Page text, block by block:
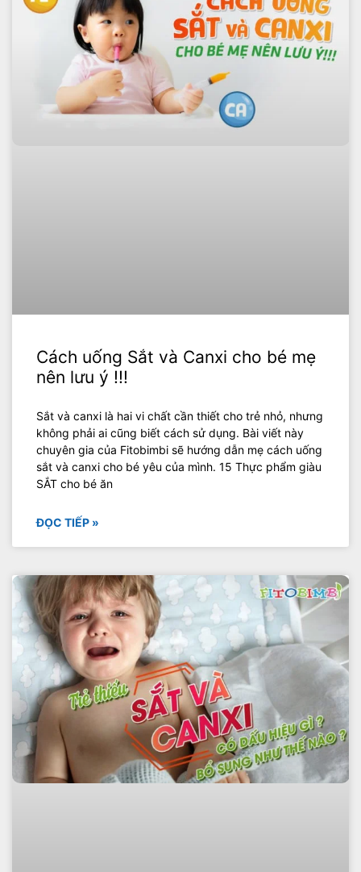
Cách uống Sắt và Canxi cho bé mẹ
nên lưu ý !!!
Sắt và canxi là hai vi chất cần thiết cho trẻ nhỏ, nhưng
không phải ai cũng biết cách sử dụng. Bài viết này
chuyên gia của Fitobimbi sẽ hướng dẫn mẹ cách uống
sắt và canxi cho bé yêu của mình. 15 Thực phẩm giàu
SẮT cho bé ăn
ĐỌC TIẾP »